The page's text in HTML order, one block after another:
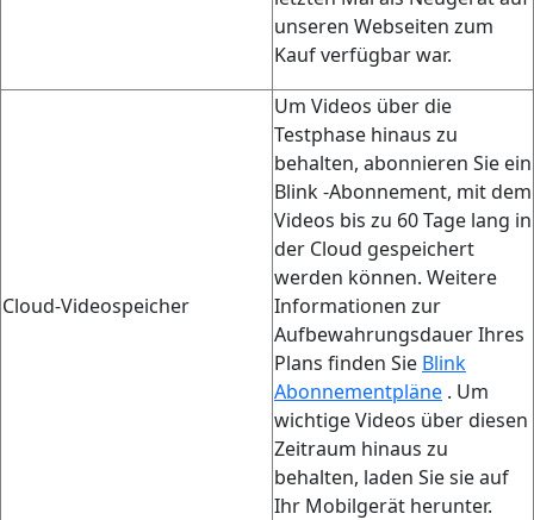
unseren Webseiten zum
Kauf verfügbar war.
Cloud-Videospeicher
Um Videos über die
Testphase hinaus zu
behalten, abonnieren Sie ein
Blink -Abonnement, mit dem
Videos bis zu 60 Tage lang in
der Cloud gespeichert
werden können. Weitere
Informationen zur
Aufbewahrungsdauer Ihres
Plans finden Sie Blink
Abonnementpläne . Um
wichtige Videos über diesen
Zeitraum hinaus zu
behalten, laden Sie sie auf
Ihr Mobilgerät herunter.